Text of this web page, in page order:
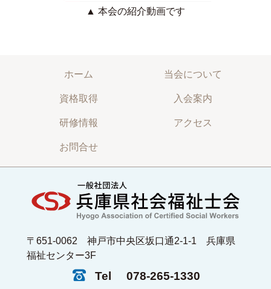
▲ 本会の紹介動画です
ホーム 当会について
資格取得 入会案内
研修情報 アクセス
お問合せ
〒651-0062 神戸市中央区坂口通2-1-1 兵庫県
福祉センター3F
Tel
078-265-1330